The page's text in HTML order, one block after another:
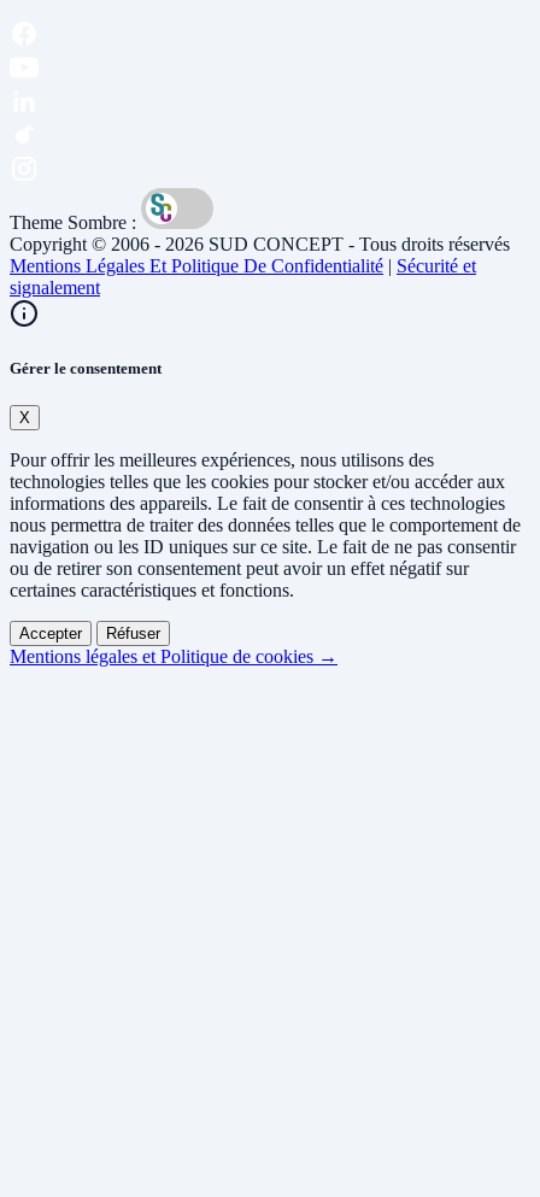
Theme Sombre :
Copyright © 2006 - 2026 SUD CONCEPT - Tous droits réservés
Mentions Légales Et Politique De Confidentialité | Sécurité et
signalement
Gérer le consentement
X
Pour offrir les meilleures expériences, nous utilisons des
technologies telles que les cookies pour stocker et/ou accéder aux
informations des appareils. Le fait de consentir à ces technologies
nous permettra de traiter des données telles que le comportement de
navigation ou les ID uniques sur ce site. Le fait de ne pas consentir
ou de retirer son consentement peut avoir un effet négatif sur
certaines caractéristiques et fonctions.
Accepter Réfuser
Mentions légales et Politique de cookies →